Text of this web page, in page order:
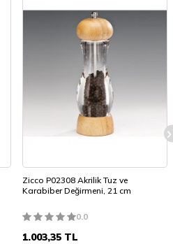
Zicco P02308 Akrilik Tuz ve
Karabiber Değirmeni, 21 cm
0.0
1.003,35 TL